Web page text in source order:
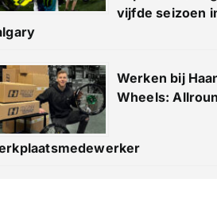
vijfde seizoen
Werken bij
Wheels: